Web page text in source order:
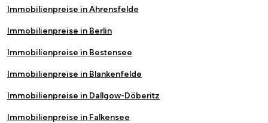
Immobilienpreise in Ahrensfelde
Immobilienpreise in Berlin
Immobilienpreise in Bestensee
Immobilienpreise in Blankenfelde
Immobilienpreise in Dallgow-Döberitz
Immobilienpreise in Falkensee